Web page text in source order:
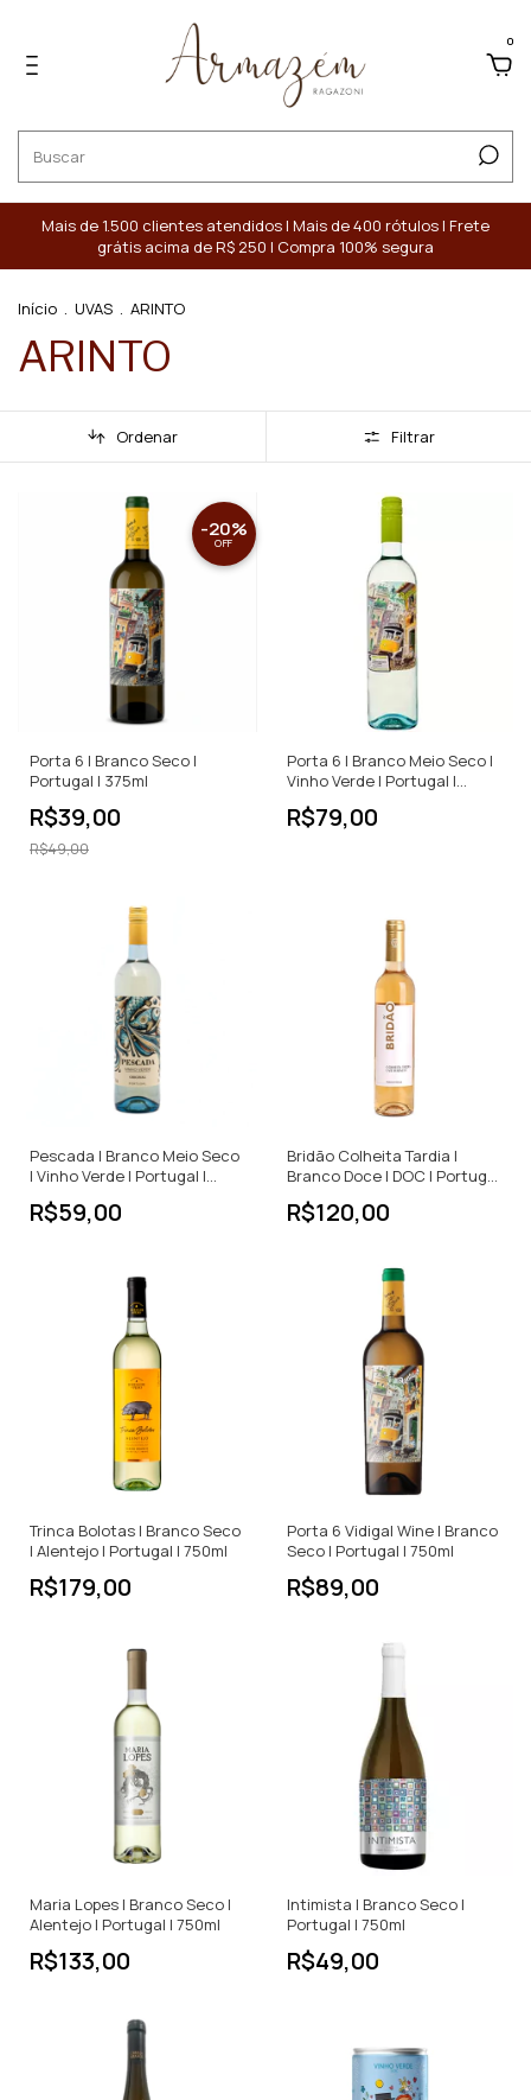
0
Mais de 1.500 clientes atendidos | Mais de 400 rótulos | Frete
grátis acima de R$ 250 | Compra 100% segura
Início . UVAS . ARINTO
ARINTO
Ordenar Filtrar
Porta 6 | Branco Seco |
Portugal | 375ml
R$39,00
-20%
OFF
R$49,00
Porta 6 | Branco Meio Seco |
Vinho Verde | Portugal |
R$79,00
Pescada | Branco Meio Seco
| Vinho Verde | Portugal |
750ml
R$59,00
Bridão Colheita Tardia |
Branco Doce | DOC | Portugal
| 500ml
R$120,00
Trinca Bolotas | Branco Seco
| Alentejo | Portugal | 750ml
R$179,00
Porta 6 Vidigal Wine | Branco
Seco | Portugal | 750ml
R$89,00
Maria Lopes | Branco Seco |
Alentejo | Portugal | 750ml
R$133,00
Intimista | Branco Seco |
Portugal | 750ml
R$49,00